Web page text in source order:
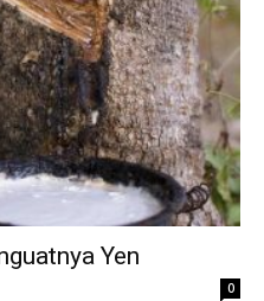
Yen
0